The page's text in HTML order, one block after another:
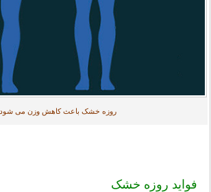
روزه خشک باعث کاهش وزن می شود
فواید روزه خشک